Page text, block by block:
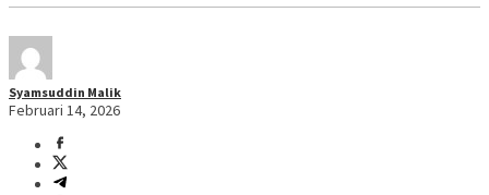
Syamsuddin Malik
Februari 14, 2026